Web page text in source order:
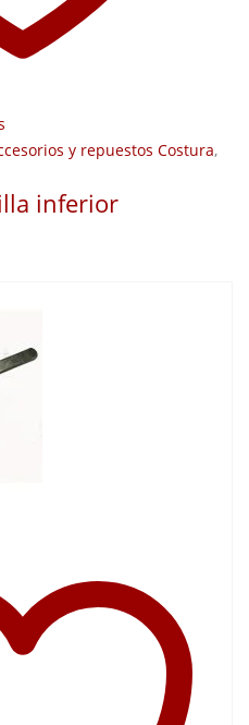
y repuestos Costura,
inferior